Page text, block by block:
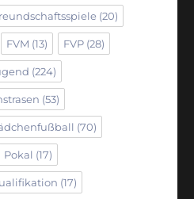
(20)
FVM (13) FVP(28)
(224)
(53)
(70)
Pokal (17)
(17)